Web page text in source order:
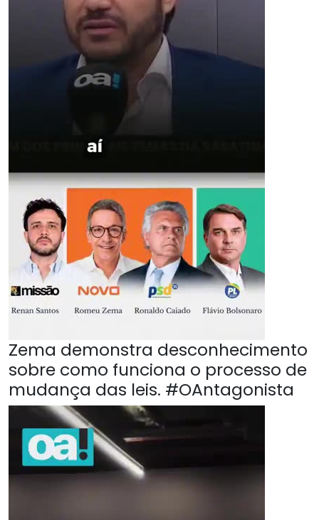
Zema demonstra desconhecimento
sobre como funciona o processo de
mudança das leis. #OAntagonista